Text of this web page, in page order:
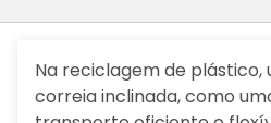
Na reciclagem de
correia inclinada, como